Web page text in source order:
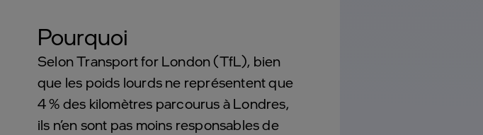
Pourquoi
Selon Transport for London (TfL), bien
que les poids lourds ne représentent que
4 % des kilomètres parcourus à Londres,
ils n’en sont pas moins responsables de